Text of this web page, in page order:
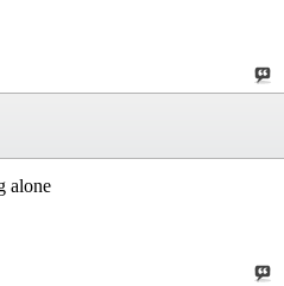
alone